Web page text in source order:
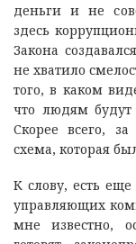
деньги и не
здесь
Закона
не хватило
того, в каком
что людям будут
Скорее всего,
схема, которая
К слову, есть
управляющих
мне известно,